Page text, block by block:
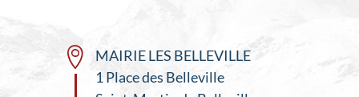
MAIRIE LES BELLEVILLE
1 Place des Belleville